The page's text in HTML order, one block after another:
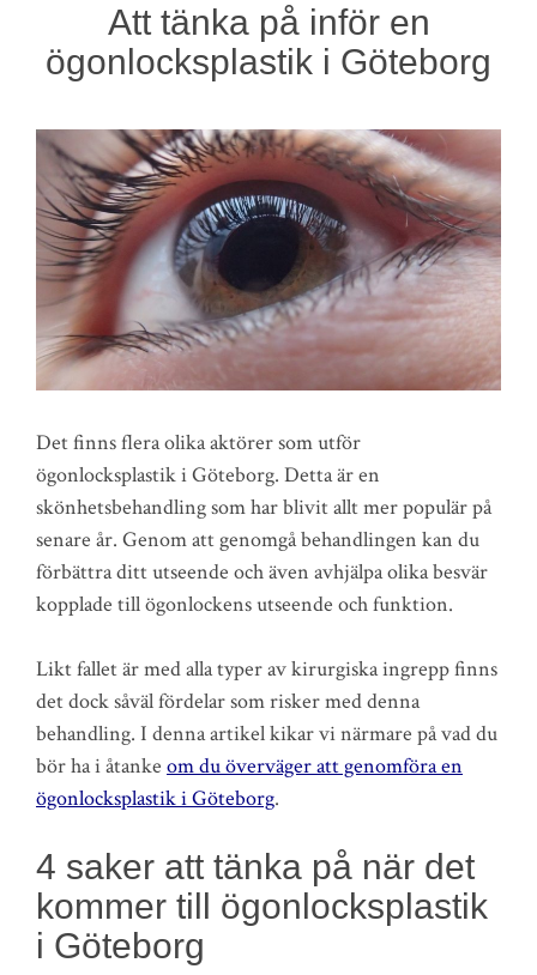
Att tänka på inför en
ögonlocksplastik i Göteborg
Det finns flera olika aktörer som utför
ögonlocksplastik i Göteborg. Detta är en
skönhetsbehandling som har blivit allt mer populär på
senare år. Genom att genomgå behandlingen kan du
förbättra ditt utseende och även avhjälpa olika besvär
kopplade till ögonlockens utseende och funktion.
Likt fallet är med alla typer av kirurgiska ingrepp finns
det dock såväl fördelar som risker med denna
behandling. I denna artikel kikar vi närmare på vad du
bör ha i åtanke om du överväger att genomföra en
ögonlocksplastik i Göteborg.
4 saker att tänka på när det
kommer till ögonlocksplastik
i Göteborg